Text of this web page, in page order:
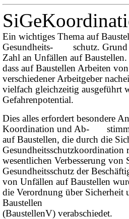
Ein wichtiges Thema auf
Gesundheits- schutz. Grund
Zahl an Unfällen auf Baustellen.
dass auf Baustellen Arbeiten
verschiedener Arbeitgeber
vielfach gleichzeitig ausgeführt
Gefahrenpotential.
Dies alles erfordert besondere
Koordination und Ab-
auf Baustellen, die durch die
Gesundheitsschutzkoordination
wesentlichen Verbesserung von
Gesundheitsschutz der
von Unfällen auf Baustellen
die Verordnung über Sicherheit
Baustellen
(BaustellenV) verabschiedet.